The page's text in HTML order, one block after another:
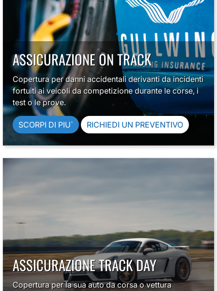
ASSICURAZIONE ON TRACK
Copertura per danni accidentali derivanti da incidenti
fortuiti ai veicoli da competizione durante le corse, i
test o le prove.
SCORPI DI PIU` RICHIEDI UN PREVENTIVO
ASSICURAZIONE TRACK DAY
Copertura per la sua auto da corsa o vettura